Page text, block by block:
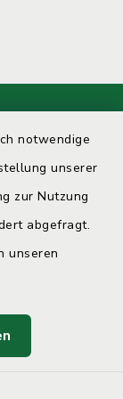
notwendige
unserer
zur Nutzung
abgefragt.
unseren